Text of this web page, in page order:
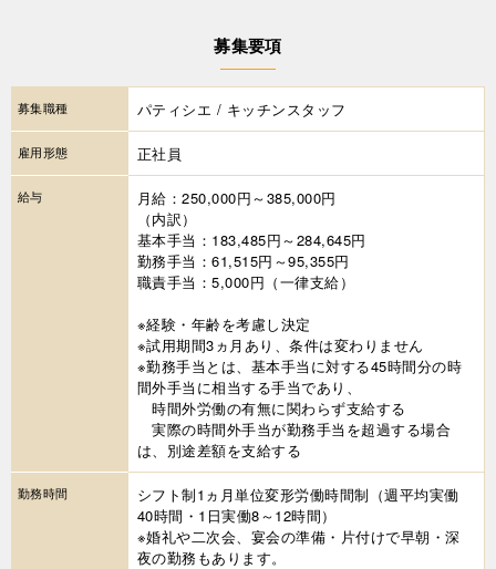
募集要項
募集職種 パティシエ / キッチンスタッフ
雇用形態 正社員
給与
月給：250,000円～385,000円
（内訳）
基本手当：183,485円～284,645円
勤務手当：61,515円～95,355円
職責手当：5,000円（一律支給）
※経験・年齢を考慮し決定
※試用期間3ヵ月あり、条件は変わりません
※勤務手当とは、基本手当に対する45時間分の時
間外手当に相当する手当であり、
時間外労働の有無に関わらず支給する
実際の時間外手当が勤務手当を超過する場合
は、別途差額を支給する
勤務時間
シフト制1ヵ月単位変形労働時間制（週平均実働
40時間・1日実働8～12時間）
※婚礼や二次会、宴会の準備・片付けで早朝・深
夜の勤務もあります。